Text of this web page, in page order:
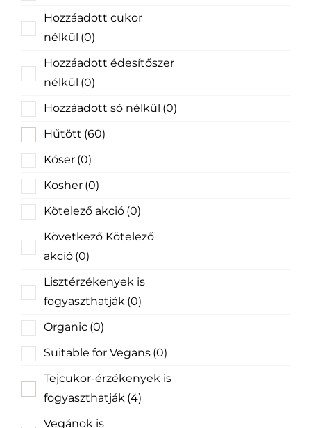
Hozzáadott cukor
nélkül (0)
Hozzáadott édesítőszer
nélkül (0)
Hozzáadott só nélkül (0)
Hűtött (60)
Kóser (0)
Kosher (0)
Kötelező akció (0)
Következő Kötelező
akció (0)
Lisztérzékenyek is
fogyaszthatják (0)
Organic (0)
Suitable for Vegans (0)
Tejcukor-érzékenyek is
fogyaszthatják (4)
Vegánok is